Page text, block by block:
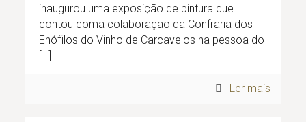
inaugurou uma exposição de pintura que
contou coma colaboração da Confraria dos
Enófilos do Vinho de Carcavelos na pessoa do
[…]
Ler mais